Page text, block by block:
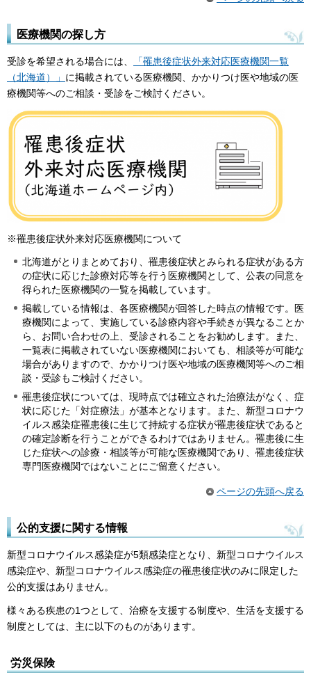
医療機関の探し方
受診を希望される場合には、
「罹患後症状外来対応医療機関一覧
（北海道）」 に掲載されている医療機関、かかりつけ医や地域の医
療機関等へのご相談・受診をご検討ください。
※罹患後症状外来対応医療機関について
北海道がとりまとめており、罹患後症状とみられる症状がある方
の症状に応じた診療対応等を行う医療機関として、公表の同意を
得られた医療機関の一覧を掲載しています。
掲載している情報は、各医療機関が回答した時点の情報です。医
療機関によって、実施している診療内容や手続きが異なることか
ら、お問い合わせの上、受診されることをお勧めします。また、
一覧表に掲載されていない医療機関においても、相談等が可能な
場合がありますので、かかりつけ医や地域の医療機関等へのご相
談・受診もご検討ください。
罹患後症状については、現時点では確立された治療法がなく、症
状に応じた「対症療法」が基本となります。また、新型コロナウ
イルス感染症罹患後に生じて持続する症状が罹患後症状であると
の確定診断を行うことができるわけではありません。罹患後に生
じた症状への診療・相談等が可能な医療機関であり、罹患後症状
専門医療機関ではないことにご留意ください。
ページの先頭へ戻る
公的支援に関する情報
新型コロナウイルス感染症が5類感染症となり、新型コロナウイルス
感染症や、新型コロナウイルス感染症の罹患後症状のみに限定した
公的支援はありません。
様々ある疾患の1つとして、治療を支援する制度や、生活を支援する
制度としては、主に以下のものがあります。
労災保険